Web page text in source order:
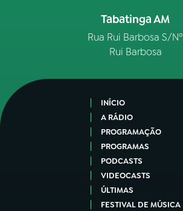
Tabatinga AM
Rua Rui Barbosa S/Nº
Rui Barbosa
INÍCIO
A RÁDIO
PROGRAMAÇÃO
PROGRAMAS
PODCASTS
VIDEOCASTS
ÚLTIMAS
FESTIVAL DE MÚSICA